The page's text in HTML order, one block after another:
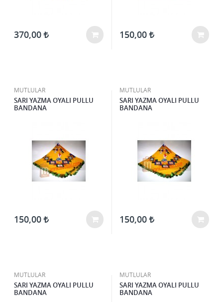
370,00 150,00
MUTLULAR
SARI YAZMA OYALI PULLU
BANDANA
150,00
MUTLULAR
SARI YAZMA OYALI PULLU
BANDANA
150,00
MUTLULAR
SARI YAZMA OYALI PULLU
BANDANA
MUTLULAR
SARI YAZMA OYALI PULLU
BANDANA